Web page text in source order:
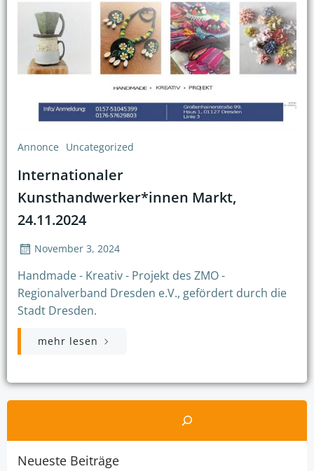
Annonce Uncategorized
Internationaler
Kunsthandwerker*innen Markt,
24.11.2024
November 3, 2024
Handmade - Kreativ - Projekt des ZMO -
Regionalverband Dresden e.V., gefördert durch die
Stadt Dresden.
mehr lesen
Suchen
Neueste Beiträge